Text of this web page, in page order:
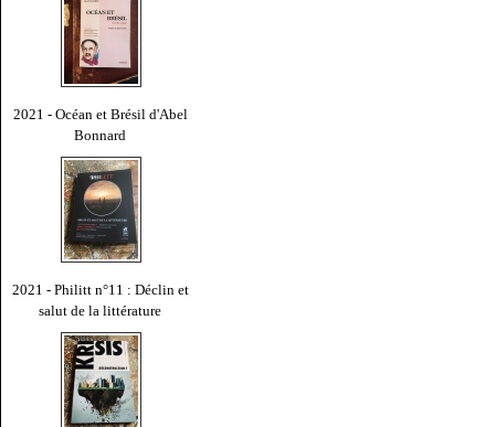
2021 - Océan et Brésil d'Abel
Bonnard
2021 - Philitt n°11 : Déclin et
salut de la littérature